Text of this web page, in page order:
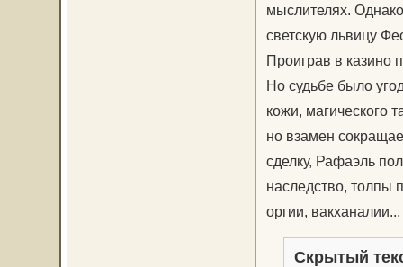
мыслителях.
светскую львицу
Проиграв в казино
Но судьбе было
кожи, магического
но взамен
сделку, Рафаэль
наследство, толпы
оргии, вакханалии...
Скрытый